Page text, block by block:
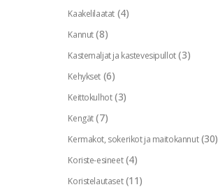
Kaakelilaatat (4)
Kannut (8)
Kastemaljat ja kastevesipullot (3)
Kehykset (6)
Keittokulhot (3)
Kengät (7)
Kermakot, sokerikot ja maitokannut (30)
Koriste-esineet (4)
Koristelautaset (11)